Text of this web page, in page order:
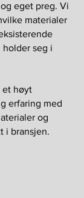
eget preg. Vi
materialer
holder seg i
et høyt
erfaring med
og
i bransjen.